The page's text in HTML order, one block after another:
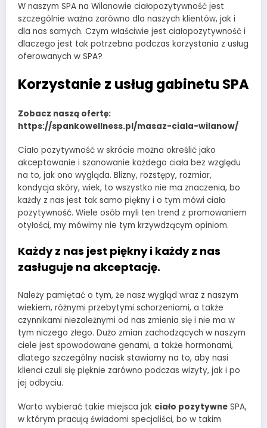
W naszym SPA na Wilanowie ciałopozytywność jest
szczególnie ważna zarówno dla naszych klientów, jak i
dla nas samych. Czym właściwie jest ciałopozytywność i
dlaczego jest tak potrzebna podczas korzystania z usług
oferowanych w SPA?
Korzystanie z usług gabinetu SPA
Zobacz naszą ofertę:
https://spankowellness.pl/masaz-ciala-wilanow/
Ciało pozytywność w skrócie można określić jako
akceptowanie i szanowanie każdego ciała bez względu
na to, jak ono wygląda. Blizny, rozstępy, rozmiar,
kondycja skóry, wiek, to wszystko nie ma znaczenia, bo
każdy z nas jest tak samo piękny i o tym mówi ciało
pozytywność. Wiele osób myli ten trend z promowaniem
otyłości, my mówimy nie tym krzywdzącym opiniom.
Każdy z nas jest piękny i każdy z nas
zasługuje na akceptację.
Należy pamiętać o tym, że nasz wygląd wraz z naszym
wiekiem, różnymi przebytymi schorzeniami, a także
czynnikami niezależnymi od nas zmienia się i nie ma w
tym niczego złego. Dużo zmian zachodzących w naszym
ciele jest spowodowane genami, a także hormonami,
dlatego szczególny nacisk stawiamy na to, aby nasi
klienci czuli się pięknie zarówno podczas wizyty, jak i po
jej odbyciu.
Warto wybierać takie miejsca jak ciało pozytywne SPA,
w którym pracują świadomi specjaliści, bo w takim